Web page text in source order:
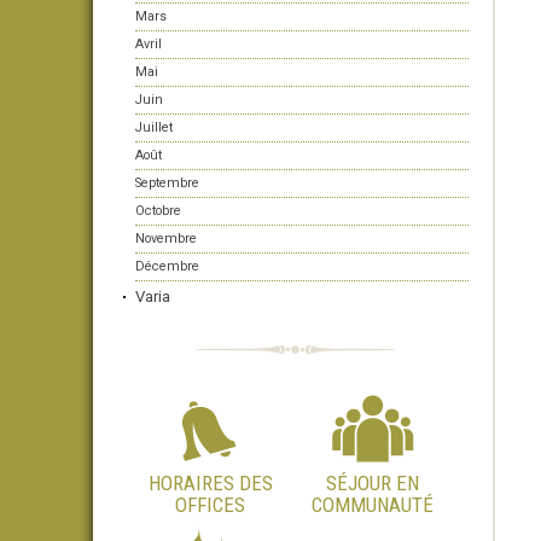
Mars
Avril
Mai
Juin
Juillet
Août
Septembre
Octobre
Novembre
Décembre
Varia
HORAIRES DES
OFFICES
SÉJOUR EN
COMMUNAUTÉ